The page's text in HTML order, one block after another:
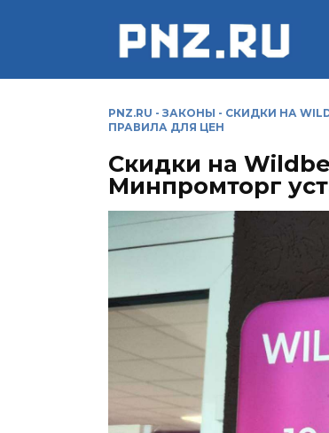
PNZ.RU - ЗАКОНЫ - СКИДКИ НА
ПРАВИЛА ДЛЯ ЦЕН
Скидки на
Минпромторг